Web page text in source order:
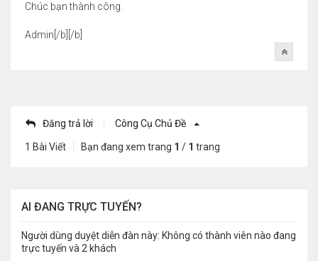
Chúc bạn thành công.
Admin[/b][/b]
Đăng trả lời Công Cụ Chủ Đề
1 Bài Viết Bạn đang xem trang 1 / 1 trang
AI ĐANG TRỰC TUYẾN?
Người dùng duyệt diễn đàn này: Không có thành viên nào đang
trực tuyến và 2 khách